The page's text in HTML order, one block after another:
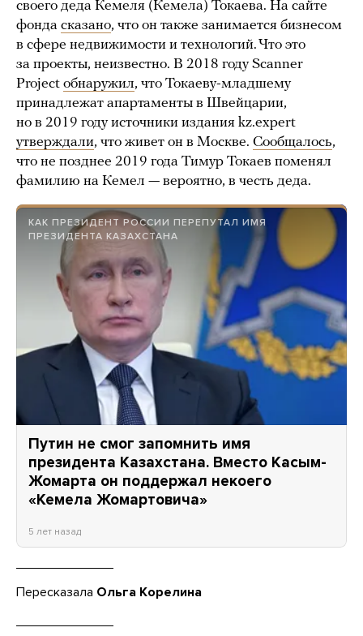
своего деда Кемеля (Кемела) Токаева. На сайте
фонда сказано, что он также занимается бизнесом
в сфере недвижимости и технологий. Что это
за проекты, неизвестно. В 2018 году Scanner
Project обнаружил, что Токаеву-младшему
принадлежат апартаменты в Швейцарии,
но в 2019 году источники издания kz.expert
утверждали, что живет он в Москве. Сообщалось,
что не позднее 2019 года Тимур Токаев поменял
фамилию на Кемел — вероятно, в честь деда.
КАК ПРЕЗИДЕНТ РОССИИ ПЕРЕПУТАЛ ИМЯ
ПРЕЗИДЕНТА КАЗАХСТАНА
Путин не смог запомнить имя
президента Казахстана. Вместо Касым-
Жомарта он поддержал некоего
«Кемела Жомартовича»
5 лет назад
Пересказала Ольга Корелина